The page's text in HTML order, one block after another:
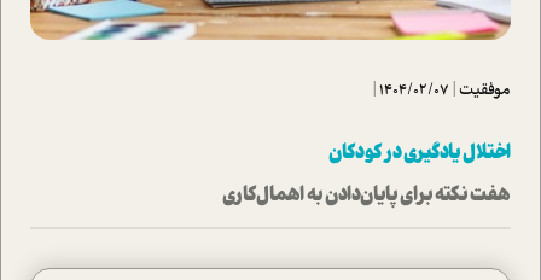
موفقیت|
1404/02/07
|
اختلال یادگیری در کودکان
هفت نکته برای پایان‌دادن به اهمال‌کاری